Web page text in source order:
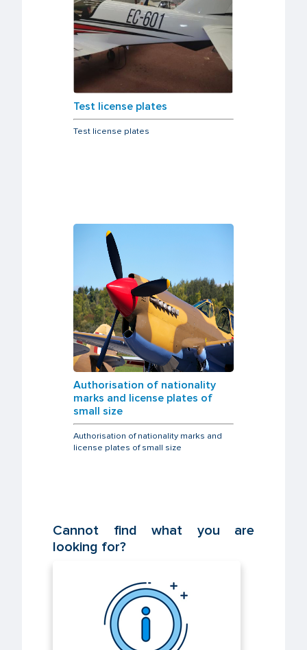
Test license plates
Test license plates
Authorisation of nationality
marks and license plates of
small size
Authorisation of nationality marks and
license plates of small size
Cannot find what you are
looking for?